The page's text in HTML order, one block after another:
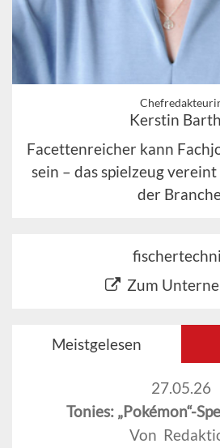
Kerstin
Facettenreicher kann
sein – das spielzeug
der
Zum
Meistgelesen
27.05.26
Tonies: „Pokémon“-
Von